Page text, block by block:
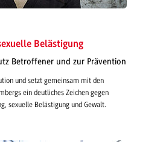
Belästigung
Betroffener und zur Prävention
und setzt gemeinsam mit den
ein deutliches Zeichen gegen
sexuelle Belästigung und Gewalt.